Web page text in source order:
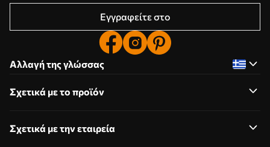
Εγγραφείτε στο
Αλλαγή της γλώσσας
Σχετικά με το προϊόν
Σχετικά με την εταιρεία